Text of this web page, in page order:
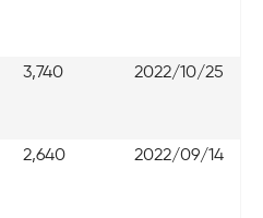
3,740 2022/10/25
2,640 2022/09/14